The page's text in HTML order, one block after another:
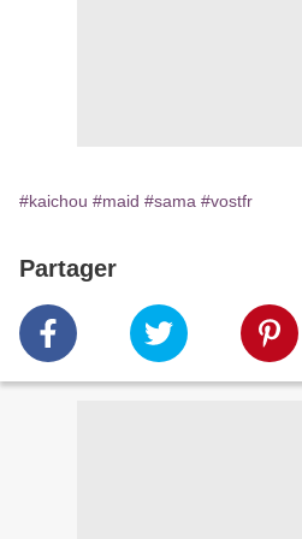
#kaichou #maid #sama #vostfr
Partager